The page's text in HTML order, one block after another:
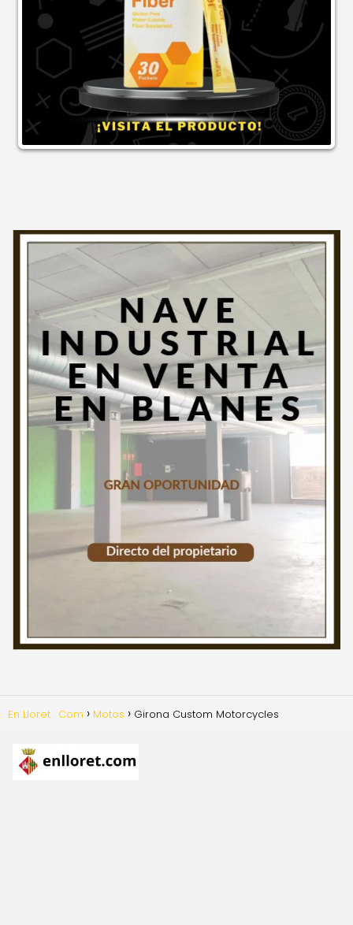
En Lloret . Com Motos Girona Custom Motorcycles